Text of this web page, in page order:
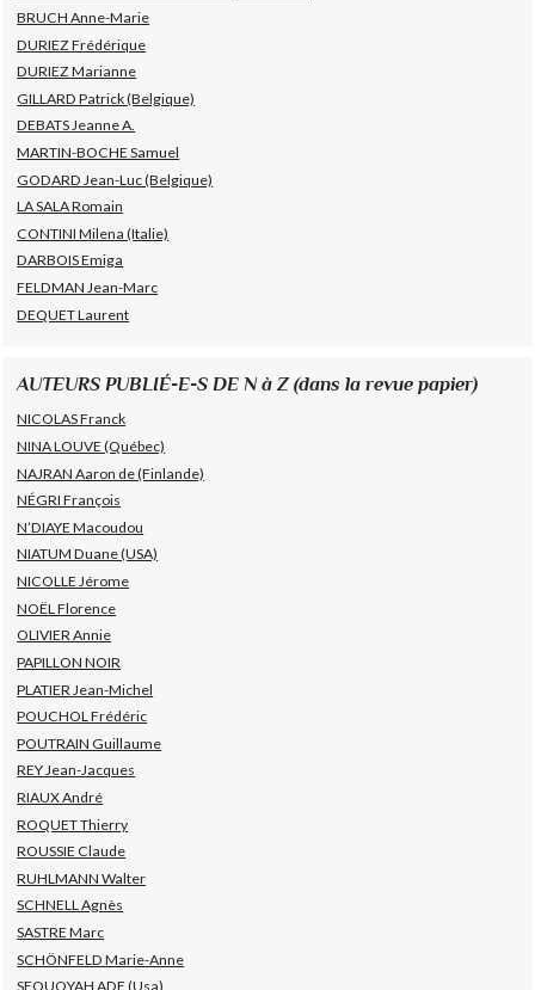
BRUCH Anne-Marie
DURIEZ Frédérique
DURIEZ Marianne
GILLARD Patrick (Belgique)
DEBATS Jeanne A.
MARTIN-BOCHE Samuel
GODARD Jean-Luc (Belgique)
LA SALA Romain
CONTINI Milena (Italie)
DARBOIS Emiga
FELDMAN Jean-Marc
DEQUET Laurent
AUTEURS PUBLIÉ-E-S DE N à Z (dans la revue papier)
NICOLAS Franck
NINA LOUVE (Québec)
NAJRAN Aaron de (Finlande)
NÉGRI François
N’DIAYE Macoudou
NIATUM Duane (USA)
NICOLLE Jérome
NOËL Florence
OLIVIER Annie
PAPILLON NOIR
PLATIER Jean-Michel
POUCHOL Frédéric
POUTRAIN Guillaume
REY Jean-Jacques
RIAUX André
ROQUET Thierry
ROUSSIE Claude
RUHLMANN Walter
SCHNELL Agnès
SASTRE Marc
SCHÖNFELD Marie-Anne
SEQUOYAH ADE (Usa)